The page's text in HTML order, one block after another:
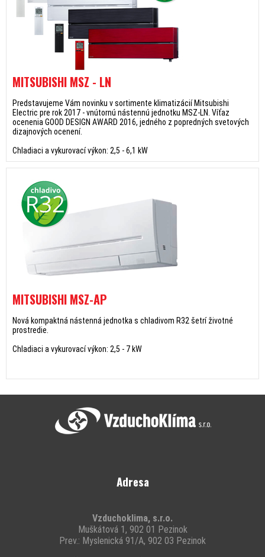
MITSUBISHI MSZ - LN
Predstavujeme Vám novinku v sortimente klimatizácií Mitsubishi
Electric pre rok 2017 - vnútornú nástennú jednotku MSZ-LN. Víťaz
ocenenia GOOD DESIGN AWARD 2016, jedného z popredných svetových
dizajnových ocenení.
Chladiaci a vykurovací výkon: 2,5 - 6,1 kW
MITSUBISHI MSZ-AP
Nová kompaktná nástenná jednotka s chladivom R32 šetrí životné
prostredie.
Chladiaci a vykurovací výkon: 2,5 - 7 kW
Adresa
Vzduchoklima, s.r.o.
Muškátová 1, 902 01 Pezinok
Prev.: Myslenická 91/A, 902 03 Pezinok